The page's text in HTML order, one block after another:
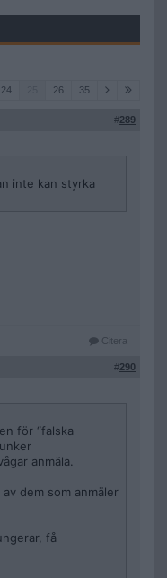
24 26 35
#289
inte kan styrka
Citera
#290
för “falska
anmäla.
dem som anmäler
få